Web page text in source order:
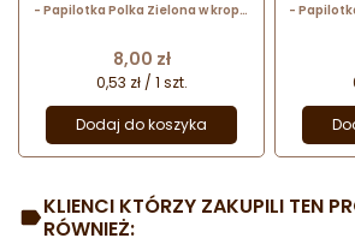
- Papilotka Polka Zielona w kropki
do babeczek
Cena
8,00 zł
0,53 zł / 1 szt.
Dodaj do koszyka
-
KLIENCI KTÓRZY ZAKUPILI TEN
RÓWNIEŻ: